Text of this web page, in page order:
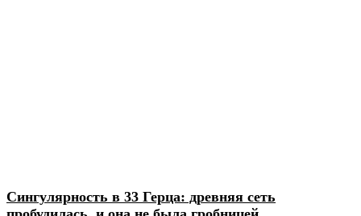
Сингулярность в 33 Герца: древняя сеть